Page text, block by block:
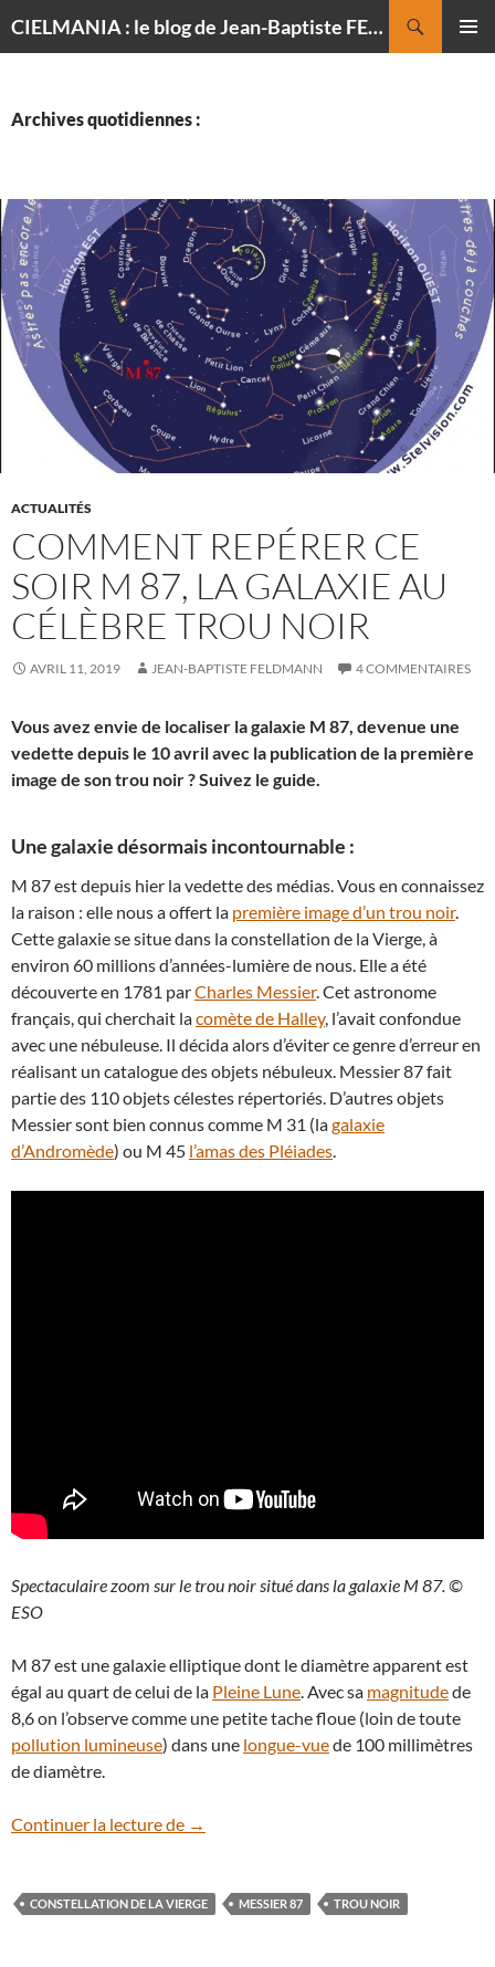
CIELMANIA : le blog de Jean-Baptiste FELDMANN, photographe du ciel
Archives quotidiennes :
ACTUALITÉS
COMMENT REPÉRER CE
SOIR M 87, LA GALAXIE AU
CÉLÈBRE TROU NOIR
AVRIL 11, 2019 JEAN-BAPTISTE FELDMANN 4 COMMENTAIRES
Vous avez envie de localiser la galaxie M 87, devenue une
vedette depuis le 10 avril avec la publication de la première
image de son trou noir ? Suivez le guide.
Une galaxie désormais incontournable :
M 87 est depuis hier la vedette des médias. Vous en connaissez
la raison : elle nous a offert la première image d’un trou noir.
Cette galaxie se situe dans la constellation de la Vierge, à
environ 60 millions d’années-lumière de nous. Elle a été
découverte en 1781 parCharles Messier. Cet astronome
français, qui cherchait lacomète de Halley, l’avait confondue
avec une nébuleuse. Il décida alors d’éviter ce genre d’erreur en
réalisant un catalogue des objets nébuleux. Messier 87 fait
partie des 110 objets célestes répertoriés. D’autres objets
Messier sont bien connus comme M 31 (lagalaxie
d’Andromède) ou M 45 l’amas des Pléiades.
Spectaculaire zoom sur le trou noir situé dans la galaxie M 87. ©
ESO
M 87 est une galaxie elliptique dont le diamètre apparent est
égal au quart de celui de la Pleine Lune. Avec sa magnitudede
8,6 on l’observe comme une petite tache floue (loin de toute
pollution lumineuse) dans une longue-vuede 100 millimètres
de diamètre.
Continuer la lecture de Comment repérer ce soir M 87, la
→
CONSTELLATION DE LA VIERGE MESSIER 87 TROU NOIR